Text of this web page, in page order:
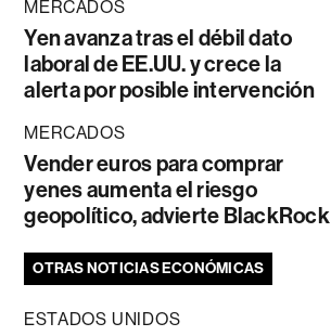
MERCADOS
Yen avanza tras el débil dato
laboral de EE.UU. y crece la
alerta por posible intervención
MERCADOS
Vender euros para comprar
yenes aumenta el riesgo
geopolítico, advierte BlackRock
OTRAS NOTICIAS ECONÓMICAS
ESTADOS UNIDOS